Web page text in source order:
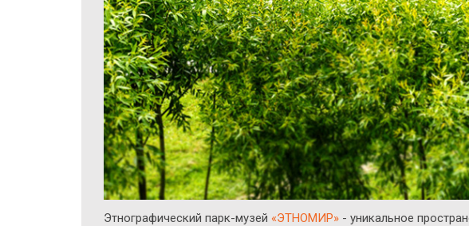
Этнографический парк-музей «ЭТНОМИР» - уникальное